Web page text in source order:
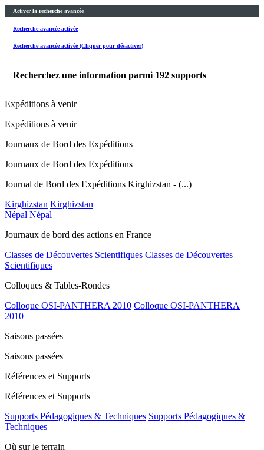
Activer la recherche avancée
Recherche avancée activée
Recherche avancée activée (Cliquer pour désactiver)
Recherchez une information parmi 192 supports
Expéditions à venir
Expéditions à venir
Journaux de Bord des Expéditions
Journaux de Bord des Expéditions
Journal de Bord des Expéditions Kirghizstan - (...)
Kirghizstan Kirghizstan
Népal Népal
Journaux de bord des actions en France
Classes de Découvertes Scientifiques Classes de Découvertes
Scientifiques
Colloques & Tables-Rondes
Colloque OSI-PANTHERA 2010 Colloque OSI-PANTHERA
2010
Saisons passées
Saisons passées
Références et Supports
Références et Supports
Supports Pédagogiques & Techniques Supports Pédagogiques &
Techniques
Où sur le terrain